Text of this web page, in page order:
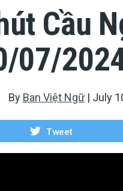
Cầu
07/
By Ban Việt Ngữ| July
Tweet